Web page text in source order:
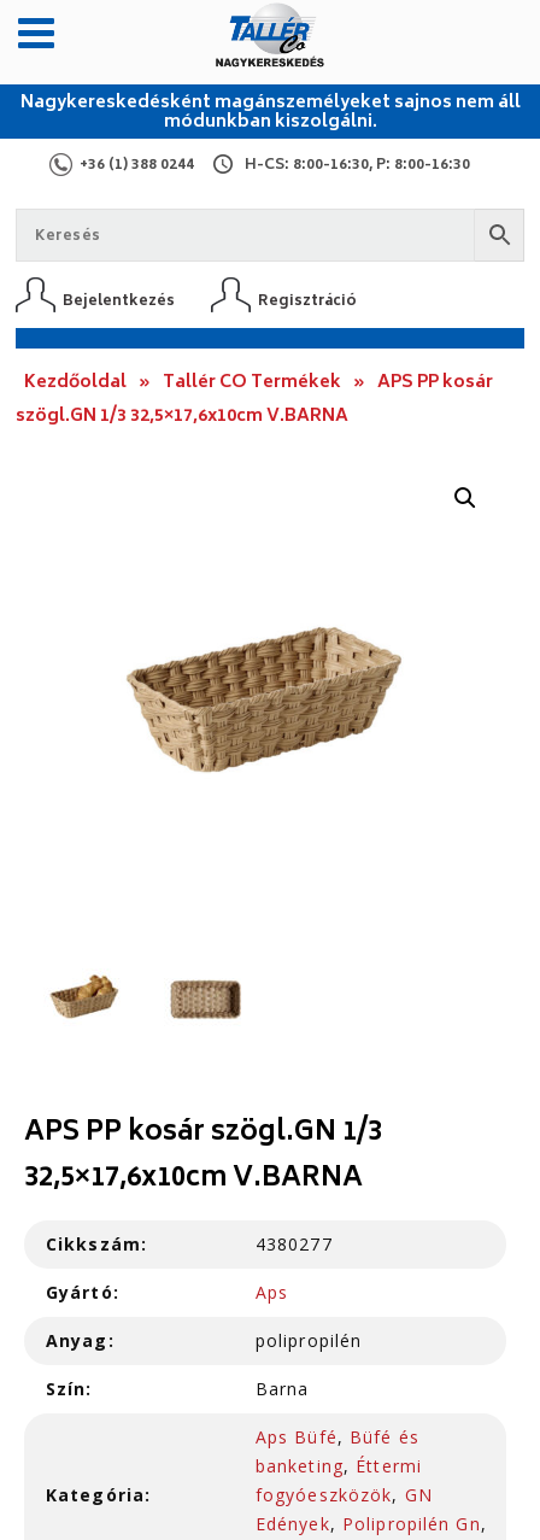
Nagykereskedésként magánszemélyeket sajnos nem áll
módunkban kiszolgálni.
+36 (1) 388 0244 H-CS: 8:00-16:30, P: 8:00-16:30
Bejelentkezés Regisztráció
Kezdőoldal » Tallér CO Termékek » APS PP kosár
szögl.GN 1/3 32,5×17,6x10cm V.BARNA
APS PP kosár szögl.GN 1/3
32,5×17,6x10cm V.BARNA
Cikkszám: 4380277
Gyártó: Aps
Anyag: polipropilén
Szín: Barna
Kategória:
Aps Büfé, Büfé és
banketing, Éttermi
fogyóeszközök, GN
Edények, Polipropilén Gn,